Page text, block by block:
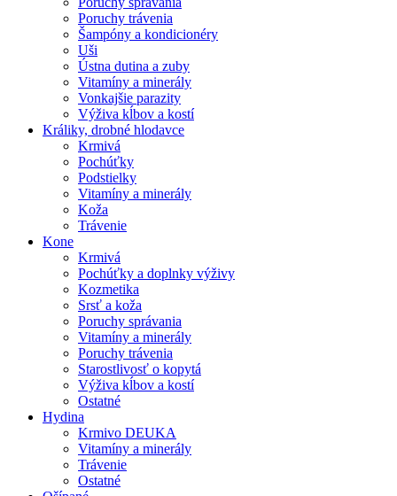
Poruchy trávenia
Šampóny a kondicionéry
Uši
Ústna dutina a zuby
Vitamíny a minerály
Vonkajšie parazity
Výživa kĺbov a kostí
Králiky, drobné hlodavce
Krmivá
Pochúťky
Podstielky
Vitamíny a minerály
Koža
Trávenie
Kone
Krmivá
Pochúťky a doplnky výživy
Kozmetika
Srsť a koža
Poruchy správania
Vitamíny a minerály
Poruchy trávenia
Starostlivosť o kopytá
Výživa kĺbov a kostí
Ostatné
Hydina
Krmivo DEUKA
Vitamíny a minerály
Trávenie
Ostatné